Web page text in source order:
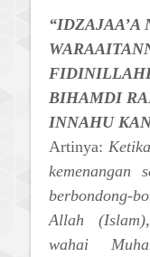
“IDZAJAA’A
FIDINILLAHI
BIHAMDI
INNAHU
Artinya:
kemenangan
berbondong-
Allah
wahai